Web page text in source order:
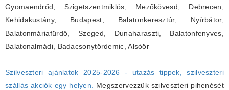
Gyomaendrőd, Szigetszentmiklós, Mezőkövesd, Debrecen,
Kehidakustány, Budapest, Balatonkeresztúr, Nyírbátor,
Balatonmáriafürdő, Szeged, Dunaharaszti, Balatonfenyves,
Balatonalmádi, Badacsonytördemic, Alsóör
Szilveszteri ajánlatok 2025-2026 - utazás tippek, szilveszteri
szállás akciók egy helyen.
Megszervezzük szilveszteri pihenését